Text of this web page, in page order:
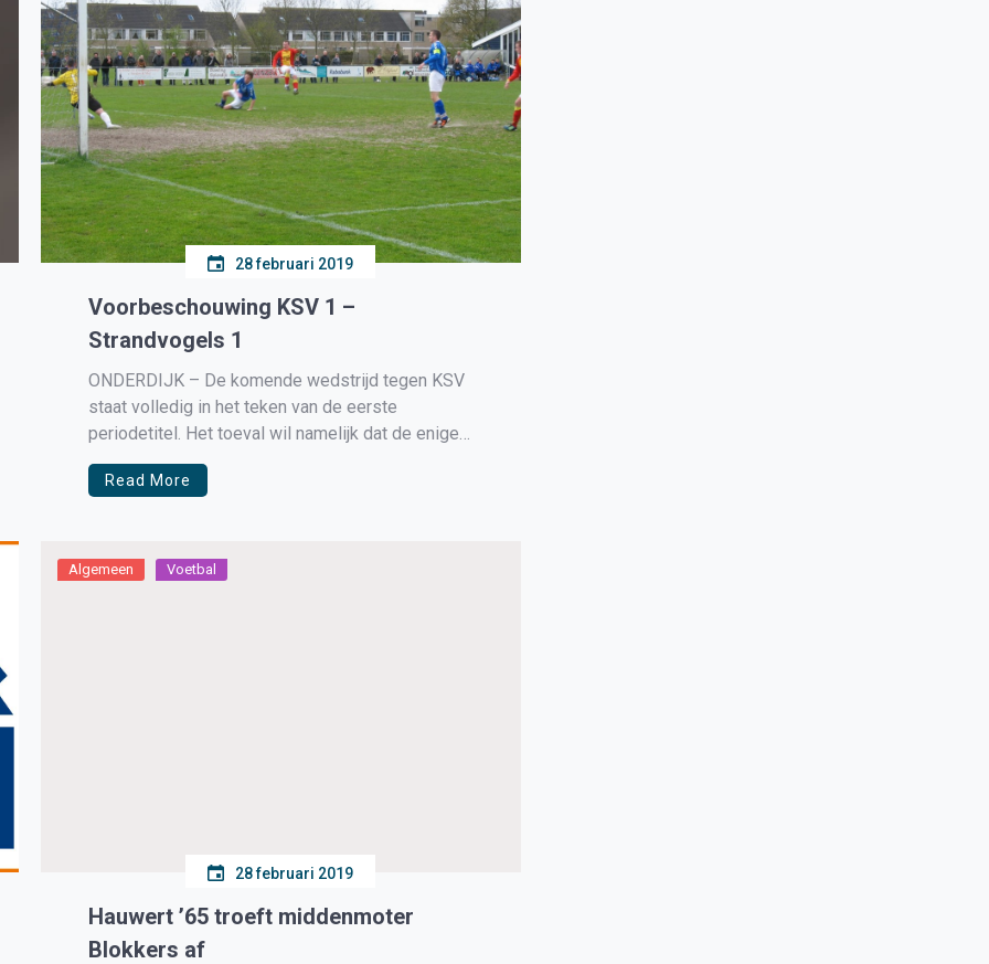
28 februari 2019
Voorbeschouwing KSV 1 –
Strandvogels 1
ONDERDIJK – De komende wedstrijd tegen KSV
staat volledig in het teken van de eerste
periodetitel. Het toeval wil namelijk dat de enige
twee ploegen die nog aanspraak kunnen maken
op deze titel elkaar ontmoeten. Door de
[…]
Read More
Algemeen Voetbal
28 februari 2019
Hauwert ’65 troeft middenmoter
Blokkers af